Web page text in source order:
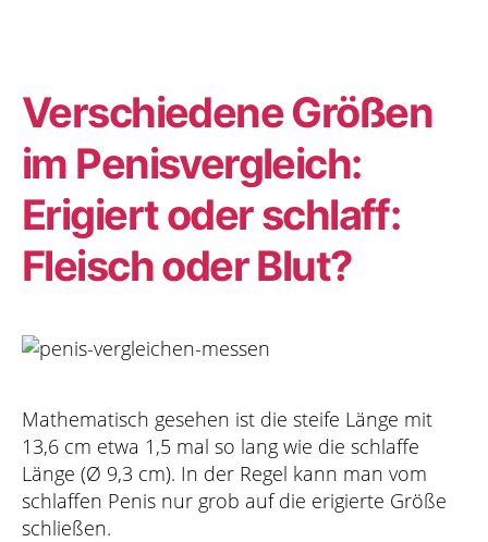
Verschiedene Größen
im Penisvergleich:
Erigiert oder schlaff:
Fleisch oder Blut?
Mathematisch gesehen ist die steife Länge mit
13,6 cm etwa 1,5 mal so lang wie die schlaffe
Länge (Ø 9,3 cm). In der Regel kann man vom
schlaffen Penis nur grob auf die erigierte Größe
schließen.